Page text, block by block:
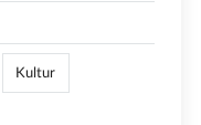
Kultur